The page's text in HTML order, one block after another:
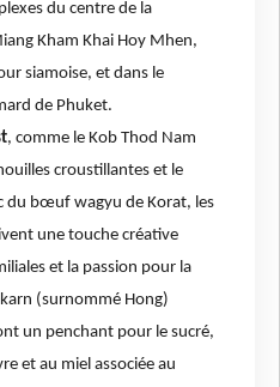
du centre de la
Kham Khai Hoy Mhen,
siamoise, et dans le
de Phuket.
, comme le Kob Thod Nam
croustillantes et le
du bœuf wagyu de Korat, les
une touche créative
et la passion pour la
(surnommé Hong)
un penchant pour le sucré,
et au miel associée au